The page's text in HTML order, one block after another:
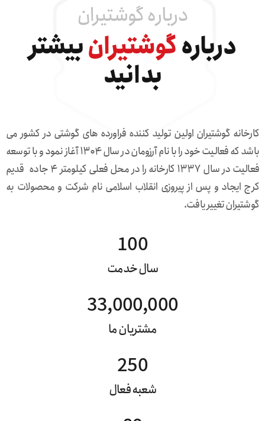
درباره گوشتیران
دربارهگوشتیرانبیشتر
بدانید
کارخانه گوشتیران اولین تولید کننده فراورده های گوشتی در کشور می
باشد که فعالیت خود را با نام آرزومان در سال ۱۳۰۴ آغاز نمود و با توسعه
فعالیت در سال ۱۳۳۷ کارخانه را در محل فعلی کیلومتر ۴ جاده قدیم
کرج ایجاد و پس از پیروزی انقلاب اسلامی نام شرکت و محصولات به
گوشتیران تغییر یافت.
سال خدمت
100
مشتریان ما
33,000,000
شعبه فعال
250